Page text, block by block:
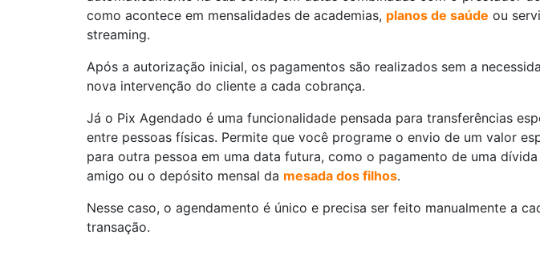
como acontece em mensalidades de academias, planos de saúde ou
streaming.
Após a autorização inicial, os pagamentos são realizados sem a
nova intervenção do cliente a cada cobrança.
Já o Pix Agendado é uma funcionalidade pensada para transferências
entre pessoas físicas. Permite que você programe o envio de um valor
para outra pessoa em uma data futura, como o pagamento de uma
amigo ou o depósito mensal da mesada dos filhos.
Nesse caso, o agendamento é único e precisa ser feito manualmente a
transação.